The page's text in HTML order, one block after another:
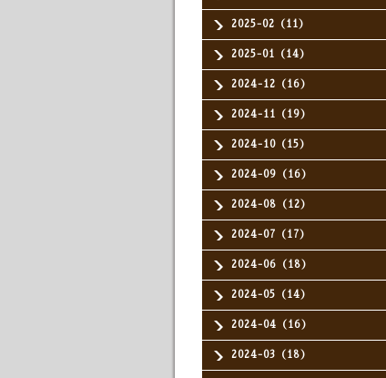
2025-02（11）
2025-01（14）
2024-12（16）
2024-11（19）
2024-10（15）
2024-09（16）
2024-08（12）
2024-07（17）
2024-06（18）
2024-05（14）
2024-04（16）
2024-03（18）